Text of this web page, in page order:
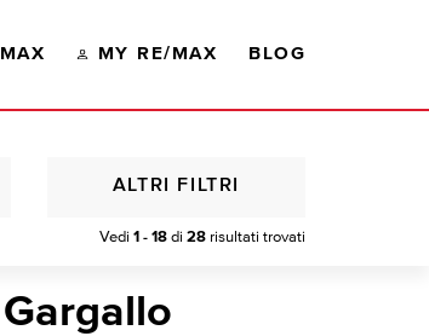
MY RE/MAX BLOG
Vedi 1 - 18 di 28 risultati trovati
ALTRI FILTRI